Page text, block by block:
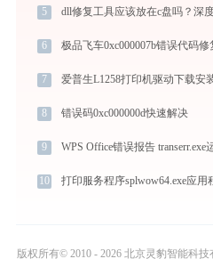
5 dll修复工具应该放在c盘吗？深
6 极品飞车0xc000007b错误代码修
7
8 错误码0xc000000d快速解决
9
10
版权所有© 2010 - 2026 北京灵豹智能科技